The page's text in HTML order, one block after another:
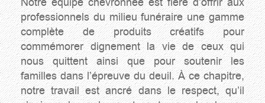
professionnels du milieu funéraire une gamme
complète de produits créatifs pour
commémorer dignement la vie de ceux qui
nous quittent ainsi que pour soutenir les
familles dans l’épreuve du deuil. À ce chapitre,
notre travail est ancré dans le respect, qu’il